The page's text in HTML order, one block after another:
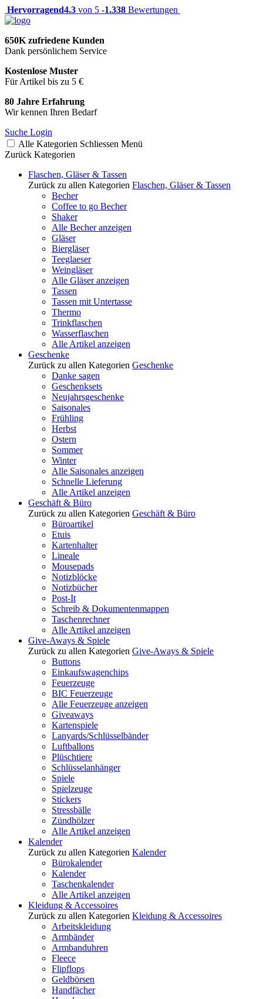
Hervorragend4.3 von 5 -1.338 Bewertungen
650K zufriedene Kunden
Dank persönlichem Service
Kostenlose Muster
Für Artikel bis zu 5 €
80 Jahre Erfahrung
Wir kennen Ihren Bedarf
Suche Login
Alle Kategorien Schliessen Menü
Zurück Kategorien
Flaschen, Gläser & Tassen
Zurück zu allen Kategorien Flaschen, Gläser & Tassen
Becher
Coffee to go Becher
Shaker
Alle Becher anzeigen
Gläser
Biergläser
Teeglaeser
Weingläser
Alle Gläser anzeigen
Tassen
Tassen mit Untertasse
Thermo
Trinkflaschen
Wasserflaschen
Alle Artikel anzeigen
Geschenke
Zurück zu allen Kategorien Geschenke
Danke sagen
Geschenksets
Neujahrsgeschenke
Saisonales
Frühling
Herbst
Ostern
Sommer
Winter
Alle Saisonales anzeigen
Schnelle Lieferung
Alle Artikel anzeigen
Geschäft & Büro
Zurück zu allen Kategorien Geschäft & Büro
Büroartikel
Etuis
Kartenhalter
Lineale
Mousepads
Notizblöcke
Notizbücher
Post-It
Schreib & Dokumentenmappen
Taschenrechner
Alle Artikel anzeigen
Give-Aways & Spiele
Zurück zu allen Kategorien Give-Aways & Spiele
Buttons
Einkaufswagenchips
Feuerzeuge
BIC Feuerzeuge
Alle Feuerzeuge anzeigen
Giveaways
Kartenspiele
Lanyards/Schlüsselbänder
Luftballons
Plüschtiere
Schlüsselanhänger
Spiele
Spielzeuge
Stickers
Stressbälle
Zündhölzer
Alle Artikel anzeigen
Kalender
Zurück zu allen Kategorien Kalender
Bürokalender
Kalender
Taschenkalender
Alle Artikel anzeigen
Kleidung & Accessoires
Zurück zu allen Kategorien Kleidung & Accessoires
Arbeitskleidung
Armbänder
Armbanduhren
Fleece
Flipflops
Geldbörsen
Handfächer